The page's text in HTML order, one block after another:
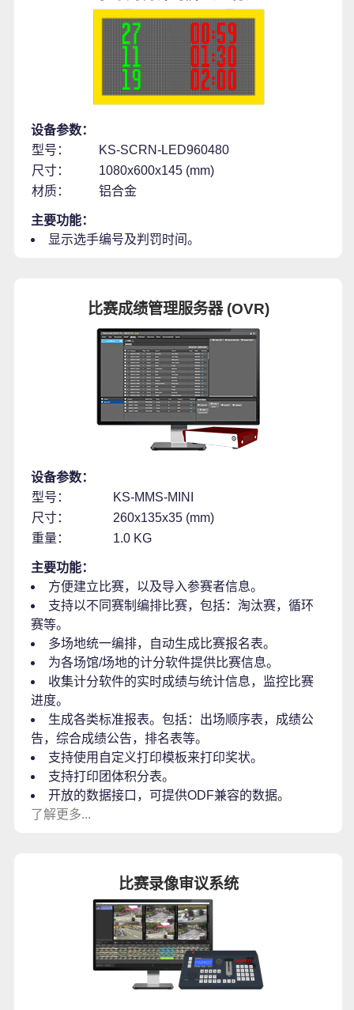
设备参数：
型号：
KS-SCRN-LED960480
尺寸：
1080x600x145 (mm)
材质：
铝合金
主要功能：
显示选手编号及判罚时间。
比赛成绩管理服务器 (OVR)
设备参数：
型号：
KS-MMS-MINI
尺寸：
260x135x35 (mm)
重量：
1.0 KG
主要功能：
方便建立比赛，以及导入参赛者信息。
支持以不同赛制编排比赛，包括：淘汰赛，循环
赛等。
多场地统一编排，自动生成比赛报名表。
为各场馆/场地的计分软件提供比赛信息。
收集计分软件的实时成绩与统计信息，监控比赛
进度。
生成各类标准报表。包括：出场顺序表，成绩公
告，综合成绩公告，排名表等。
支持使用自定义打印模板来打印奖状。
支持打印团体积分表。
开放的数据接口，可提供ODF兼容的数据。
了解更多...
比赛录像审议系统